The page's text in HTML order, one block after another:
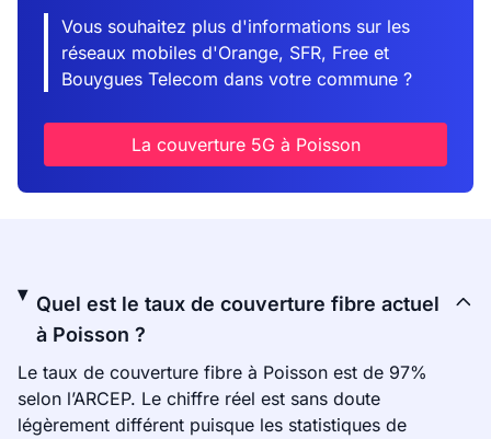
Vous souhaitez plus d'informations sur les
réseaux mobiles d'Orange, SFR, Free et
Bouygues Telecom dans votre commune ?
La couverture 5G à Poisson
Quel est le taux de couverture fibre actuel
à Poisson ?
Le taux de couverture fibre à Poisson est de 97%
selon l’ARCEP. Le chiffre réel est sans doute
légèrement différent puisque les statistiques de